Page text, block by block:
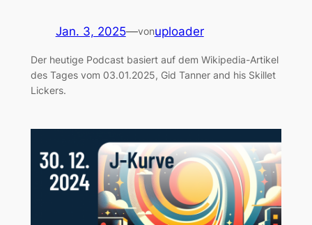
Jan. 3, 2025—vonuploader
Der heutige Podcast basiert auf dem Wikipedia-Artikel
des Tages vom 03.01.2025, Gid Tanner and his Skillet
Lickers.